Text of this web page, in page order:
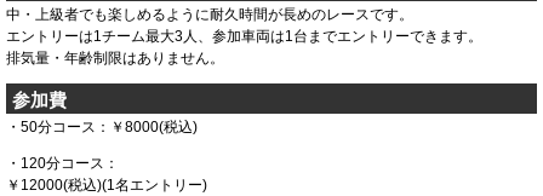
中・上級者でも楽しめるように耐久時間が長めのレースです。
エントリーは1チーム最大3人、参加車両は1台までエントリーできます。
排気量・年齢制限はありません。
参加費
・50分コース：￥8000(税込)
・120分コース：
￥12000(税込)(1名エントリー)